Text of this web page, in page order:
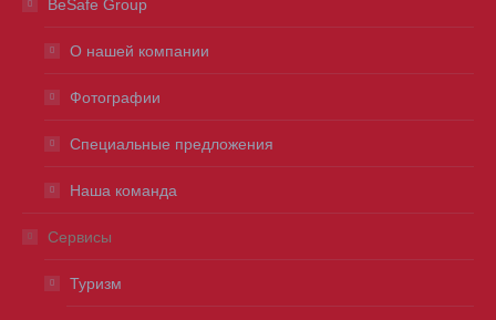
windowwindowwindowwindow
BeSafe Group
О нашей компании
Фотографии
Специальные предложения
Наша команда
Сервисы
Туризм